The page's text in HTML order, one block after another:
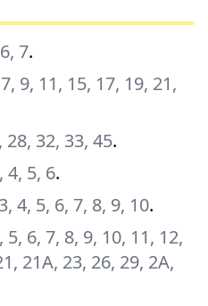
7.
9, 11, 15, 17, 19, 21,
28, 32, 33, 45.
4, 5, 6.
4, 5, 6, 7, 8, 9, 10.
5, 6, 7, 8, 9, 10, 11, 12,
21А, 23, 26, 29, 2А,